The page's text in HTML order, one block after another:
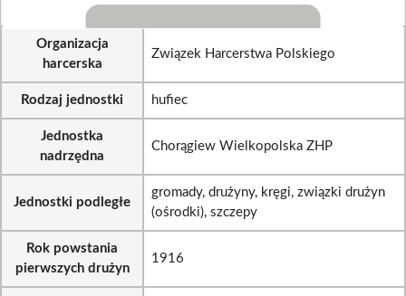
Organizacja
harcerska
Związek Harcerstwa Polskiego
Rodzaj jednostki hufiec
Jednostka
nadrzędna
Chorągiew Wielkopolska ZHP
Jednostki podległe
gromady, drużyny, kręgi, związki drużyn
(ośrodki), szczepy
Rok powstania
pierwszych drużyn
1916